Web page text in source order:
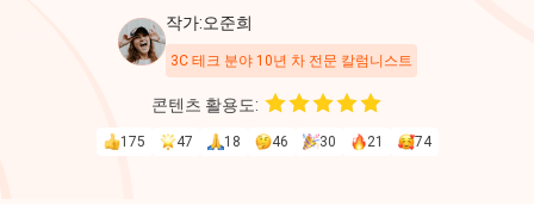
ReiBoot
4uKey
작가:오준희
3C 테크 분야 10년 차 전문 칼럼니스트
콘텐츠 활용도:
175 47 18 46 30 21 74